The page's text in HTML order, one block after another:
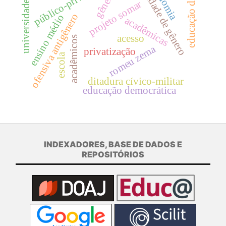
privatização
projeto somar
romeu zema
igualdade de gênero
acadêmicos
acadêmicas
universidadeofensiva antigênero acesso
ditadura cívico-militar
educação democrática
escola
ensino médio
INDEXADORES, BASE DE DADOS E
REPOSITÓRIOS